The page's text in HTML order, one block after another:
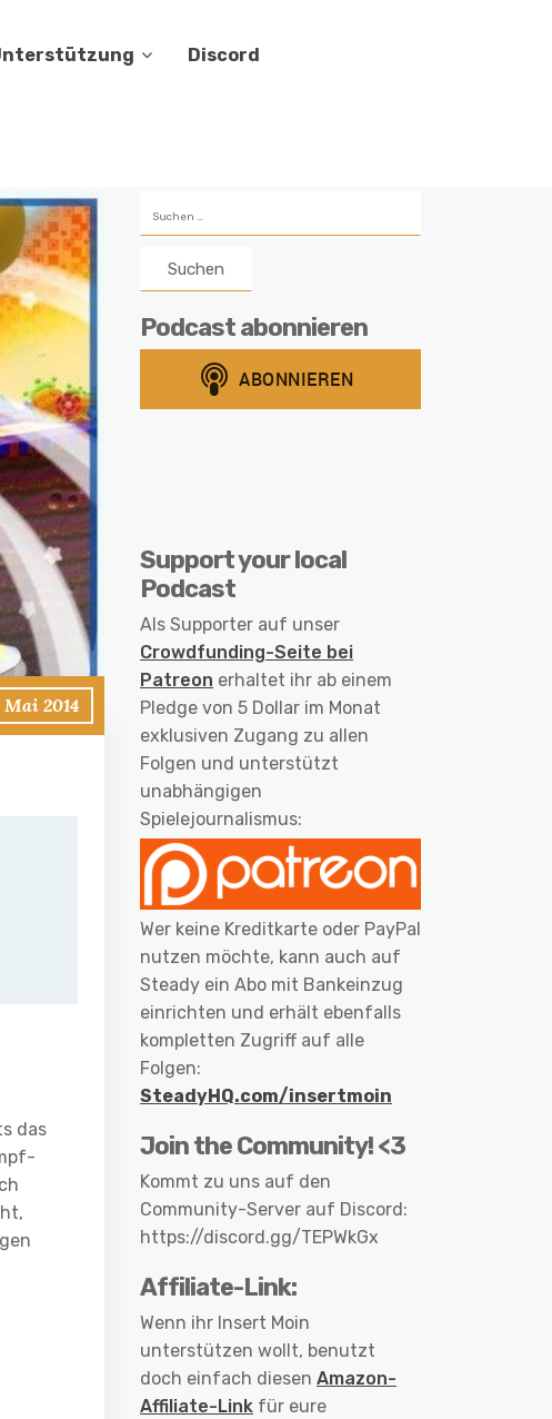
Discord
Mai 2014
das
nach:
Podcast abonnieren
Support your local
Podcast
Als Supporter auf unser
Crowdfunding-Seite bei
Patreon erhaltet ihr ab einem
Pledge von 5 Dollar im Monat
exklusiven Zugang zu allen
Folgen und unterstützt
unabhängigen
Spielejournalismus:
Wer keine Kreditkarte oder PayPal
nutzen möchte, kann auch auf
Steady ein Abo mit Bankeinzug
einrichten und erhält ebenfalls
kompletten Zugriff auf alle
Folgen:
SteadyHQ.com/insertmoin
Join the Community! <3
Kommt zu uns auf den
Community-Server auf Discord:
https://discord.gg/TEPWkGx
Affiliate-Link:
Wenn ihr Insert Moin
unterstützen wollt, benutzt
doch einfach diesen Amazon-
Affiliate-Link für eure